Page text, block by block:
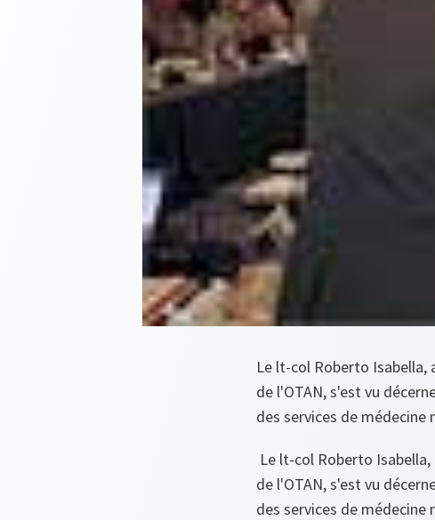
Le lt-col Roberto Isabella,
de l'OTAN, s'est vu
des services de
Le lt-col Roberto
de l'OTAN, s'est vu
des services de